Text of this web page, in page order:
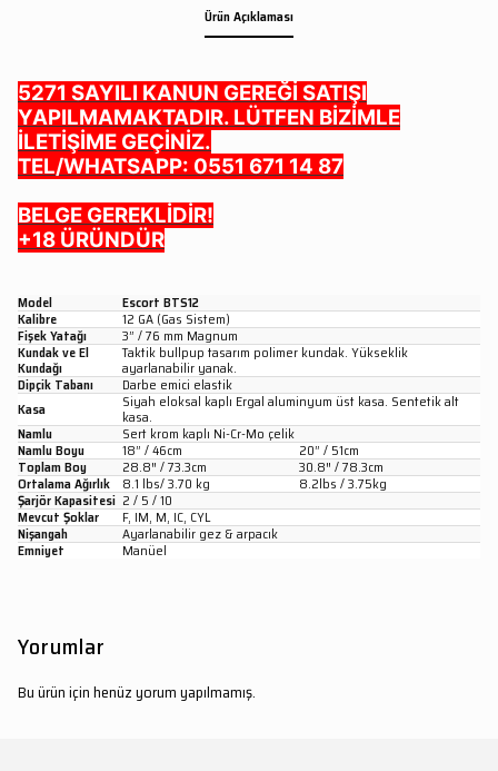
Ürün Açıklaması
5271 SAYILI KANUN GEREĞİ SATIŞI
YAPILMAMAKTADIR. LÜTFEN BİZİMLE
İLETİŞİME GEÇİNİZ.
TEL/WHATSAPP: 0551 671 14 87
BELGE GEREKLİDİR!
+18 ÜRÜNDÜR
Model Escort BTS12
Kalibre 12 GA (Gas Sistem)
Fişek Yatağı 3” / 76 mm Magnum
Kundak ve El
Kundağı
Taktik bullpup tasarım polimer kundak. Yükseklik
ayarlanabilir yanak.
Dipçik Tabanı
Darbe emici elastik
Kasa
Siyah eloksal kaplı Ergal aluminyum üst kasa. Sentetik alt
kasa.
Namlu Sert krom kaplı Ni-Cr-Mo çelik
Namlu Boyu 18” / 46cm 20” / 51cm
Toplam Boy 28.8″ / 73.3cm 30.8″ / 78.3cm
Ortalama Ağırlık 8.1 lbs/ 3.70 kg 8.2lbs / 3.75kg
Şarjör Kapasitesi 2 / 5 / 10
Mevcut Şoklar F, IM, M, IC, CYL
Nişangah Ayarlanabilir gez & arpacık
Emniyet Manüel
Yorumlar
Bu ürün için henüz yorum yapılmamış.